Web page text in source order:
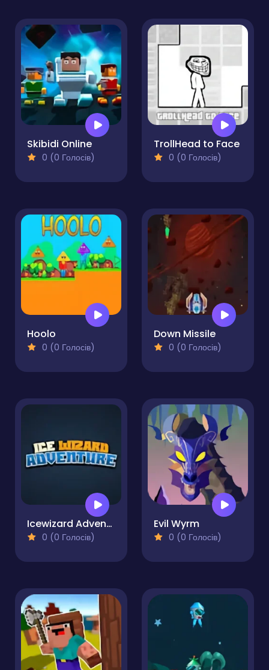
Skibidi Online
0 (0 Голосів)
TrollHead to Face
0 (0 Голосів)
Hoolo
0 (0 Голосів)
Down Missile
0 (0 Голосів)
Icewizard Adventure
0 (0 Голосів)
Evil Wyrm
0 (0 Голосів)